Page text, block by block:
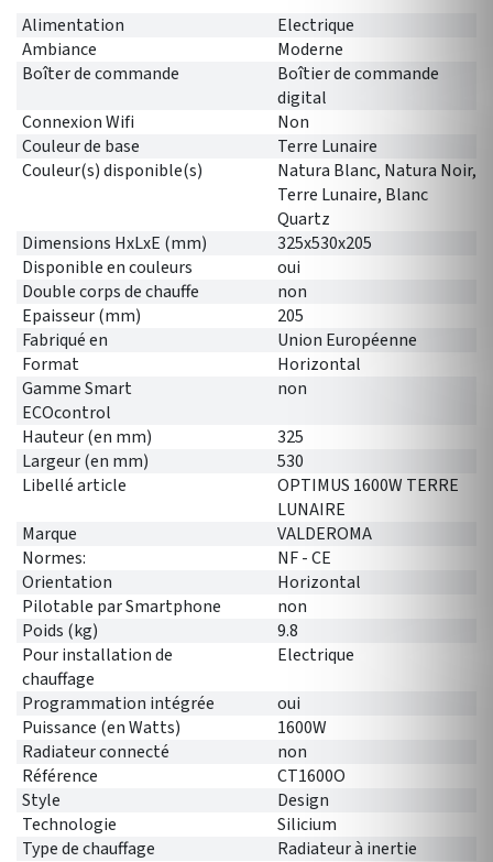
Alimentation
Electrique
Ambiance
Moderne
Boîter de commande
Boîtier de commande
digital
Connexion Wifi
Non
Couleur de base
Terre Lunaire
Couleur(s) disponible(s)
Natura Blanc, Natura Noir,
Terre Lunaire, Blanc
Quartz
Dimensions HxLxE (mm)
325x530x205
Disponible en couleurs
oui
Double corps de chauffe
non
Epaisseur (mm)
205
Fabriqué en
Union Européenne
Format
Horizontal
Gamme Smart
ECOcontrol
non
Hauteur (en mm)
325
Largeur (en mm)
530
Libellé article
OPTIMUS 1600W TERRE
LUNAIRE
Marque
VALDEROMA
Normes:
NF - CE
Orientation
Horizontal
Pilotable par Smartphone
non
Poids (kg)
9.8
Pour installation de
chauffage
Electrique
Programmation intégrée
oui
Puissance (en Watts)
1600W
Radiateur connecté
non
Référence
CT1600O
Style
Design
Technologie
Silicium
Type de chauffage
Radiateur à inertie